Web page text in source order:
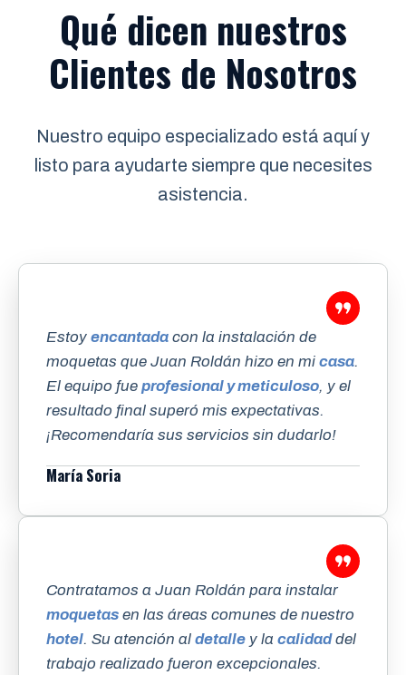
Qué dicen nuestros
Clientes de Nosotros
Nuestro equipo especializado está aquí y
listo para ayudarte siempre que necesites
asistencia.
Estoy encantada con la instalación de
moquetas que Juan Roldán hizo en mi casa.
El equipo fue profesional y meticuloso, y el
resultado final superó mis expectativas.
¡Recomendaría sus servicios sin dudarlo!
María Soria
Contratamos a Juan Roldán para instalar
moquetas en las áreas comunes de nuestro
hotel. Su atención al detalle y la calidaddel
trabajo realizado fueron excepcionales.